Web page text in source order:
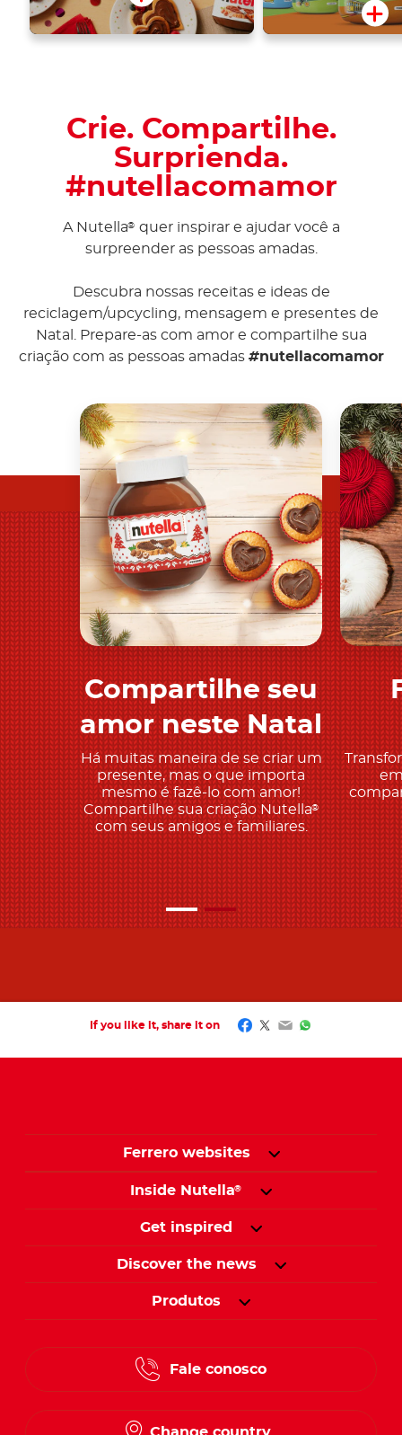
Crie. Compartilhe.
Surprienda.
#nutellacomamor
A Nutella® quer inspirar e ajudar você a
surpreender as pessoas amadas.
Descubra nossas receitas e ideas de
reciclagem/upcycling, mensagem e presentes de
Natal. Prepare-as com amor e compartilhe sua
criação com as pessoas amadas #nutellacomamor
Descobre mais
Compartilhe seu
amor neste Natal
Há muitas maneira de se criar um
presente, mas o que importa
mesmo é fazê-lo com amor!
Compartilhe sua criação Nutella®
com seus amigos e familiares.
If you like it, share it on Facebook
Twitter
EmailWhatsApp
Ferrero websites
Inside Nutella®
Get inspired
Discover the news
Produtos
Fale conosco